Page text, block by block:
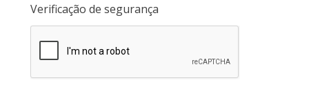
Verificação de segurança